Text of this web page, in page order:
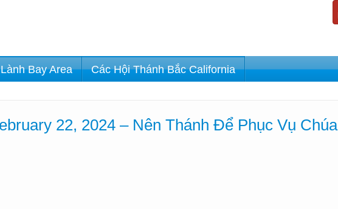
Bay Area Các Hội Thánh Bắc California
22, 2024 – Nên Thánh Để Phục Vụ Chúa